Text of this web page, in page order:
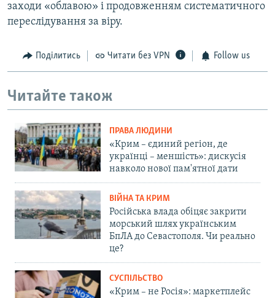
заходи «облавою» і продовженням систематичного
переслідування за віру.
Поділитись Читати без VPN Follow us
Читайте також
ПРАВА ЛЮДИНИ
«Крим – єдиний регіон, де
українці – меншість»: дискусія
навколо нової пам'ятної дати
ВІЙНА ТА КРИМ
Російська влада обіцяє закрити
морський шлях українським
БпЛА до Севастополя. Чи реально
це?
СУСПІЛЬСТВО
«Крим – не Росія»: маркетплейс